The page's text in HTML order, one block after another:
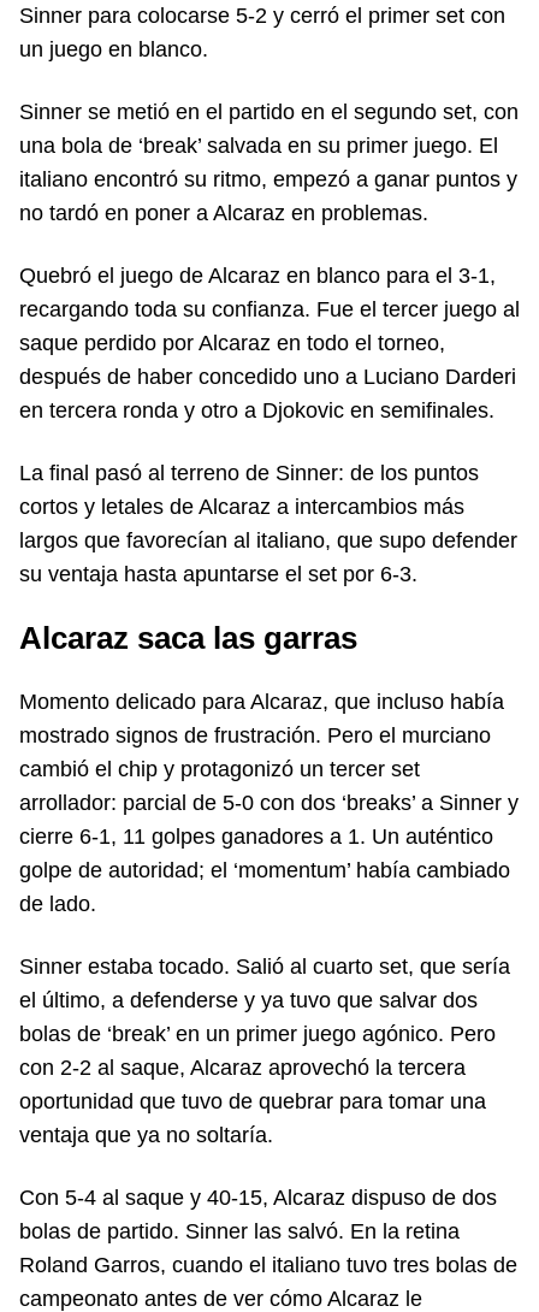
Sinner para colocarse 5-2 y cerró el primer set con
un juego en blanco.
Sinner se metió en el partido en el segundo set, con
una bola de ‘break’ salvada en su primer juego. El
italiano encontró su ritmo, empezó a ganar puntos y
no tardó en poner a Alcaraz en problemas.
Quebró el juego de Alcaraz en blanco para el 3-1,
recargando toda su confianza. Fue el tercer juego al
saque perdido por Alcaraz en todo el torneo,
después de haber concedido uno a Luciano Darderi
en tercera ronda y otro a Djokovic en semifinales.
La final pasó al terreno de Sinner: de los puntos
cortos y letales de Alcaraz a intercambios más
largos que favorecían al italiano, que supo defender
su ventaja hasta apuntarse el set por 6-3.
Alcaraz saca las garras
Momento delicado para Alcaraz, que incluso había
mostrado signos de frustración. Pero el murciano
cambió el chip y protagonizó un tercer set
arrollador: parcial de 5-0 con dos ‘breaks’ a Sinner y
cierre 6-1, 11 golpes ganadores a 1. Un auténtico
golpe de autoridad; el ‘momentum’ había cambiado
de lado.
Sinner estaba tocado. Salió al cuarto set, que sería
el último, a defenderse y ya tuvo que salvar dos
bolas de ‘break’ en un primer juego agónico. Pero
con 2-2 al saque, Alcaraz aprovechó la tercera
oportunidad que tuvo de quebrar para tomar una
ventaja que ya no soltaría.
Con 5-4 al saque y 40-15, Alcaraz dispuso de dos
bolas de partido. Sinner las salvó. En la retina
Roland Garros, cuando el italiano tuvo tres bolas de
campeonato antes de ver cómo Alcaraz le